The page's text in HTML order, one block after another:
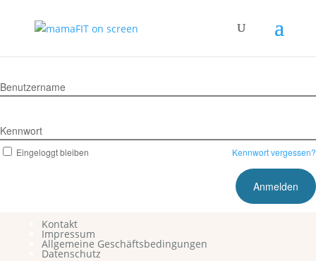
Benutzername
Kennwort
Eingeloggt bleiben Kennwort vergessen?
Kontakt
Impressum
Allgemeine Geschäftsbedingungen
Datenschutz